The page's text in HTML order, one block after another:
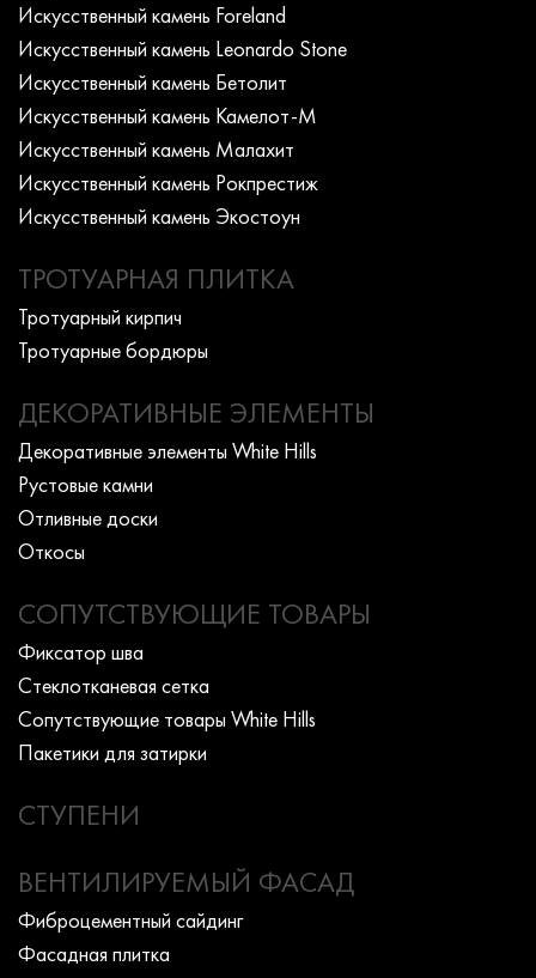
Искусcтвенный камень Foreland
Искусcтвенный камень Leonardo Stone
Искусcтвенный камень Бетолит
Искусcтвенный камень Камелот-М
Искусcтвенный камень Малахит
Искусcтвенный камень Рокпрестиж
Искусcтвенный камень Экостоун
ТРОТУАРНАЯ ПЛИТКА
Тротуарный кирпич
Тротуарные бордюры
ДЕКОРАТИВНЫЕ ЭЛЕМЕНТЫ
Декоративные элементы White Hills
Рустовые камни
Отливные доски
Откосы
СОПУТСТВУЮЩИЕ ТОВАРЫ
Фиксатор шва
Стеклотканевая сетка
Сопутствующие товары White Hills
Пакетики для затирки
СТУПЕНИ
ВЕНТИЛИРУЕМЫЙ ФАСАД
Фиброцементный сайдинг
Фасадная плитка